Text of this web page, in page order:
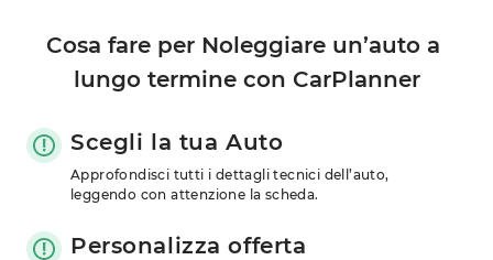
Cosa fare per Noleggiare un’auto a
lungo termine con CarPlanner
Scegli la tua Auto
Approfondisci tutti i dettagli tecnici dell’auto,
leggendo con attenzione la scheda.
Personalizza offerta